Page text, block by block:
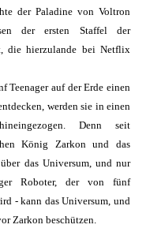
der Paladine von Voltron
der ersten Staffel der
die hierzulande bei Netflix
Teenager auf der Erde einen
werden sie in einen
Denn seit
König Zarkon und das
das Universum, und nur
Roboter, der von fünf
- kann das Universum, und
Zarkon beschützen.